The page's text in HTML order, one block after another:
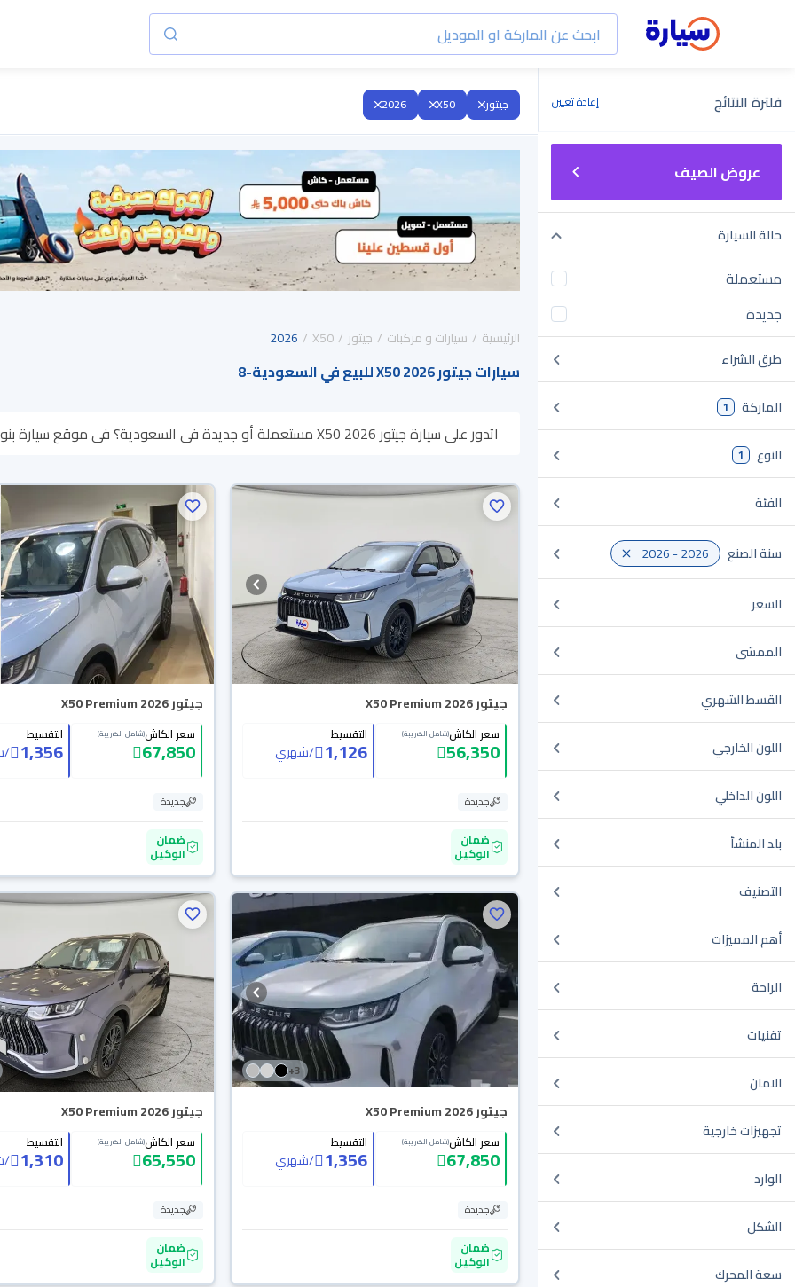
فلترة النتائج إعادة تعيين
عروض الصيف
حالة السيارة
مستعملة
جديدة
طرق الشراء
الماركة 1
النوع 1
الفئة
سنة الصنع 2026 - 2026
السعر
الممشى
القسط الشهري
اللون الخارجي
اللون الداخلي
بلد المنشأ
التصنيف
أهم المميزات
الراحة
تقنيات
الامان
تجهيزات خارجية
الوارد
الشكل
سعة المحرك
جيتور X50
2026
الرئيسية سيارات و مركبات جيتور X50
2026
سيارات جيتور X50 2026 للبيع في السعودية -
8
اتدور على سيارة جيتور X50 2026 مستعملة أو جديدة في السعودية؟ في موقع سيارة بنوفر لك كل الخيارات، تقدر تتصفح الموديلات وتختار
وبتوصلك لين باب بيتك.
جيتور X50 Premium 2026
سعر الكاش(شامل الضريبة)
56,350
التقسيط
1,126
/شهري
جديدة
ضمان
الوكيل
جيتور X50 Premium 2026
سعر الكاش(شامل الضريبة)
67,850
التقسيط
1,356
/
جديدة
ضمان
الوكيل
3
+
جيتور X50 Premium 2026
سعر الكاش(شامل الضريبة)
67,850
التقسيط
1,356
/شهري
جديدة
ضمان
الوكيل
جيتور X50 Premium 2026
سعر الكاش(شامل الضريبة)
65,550
التقسيط
1,310
/
جديدة
ضمان
الوكيل